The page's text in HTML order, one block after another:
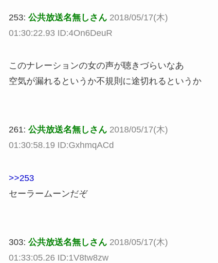
253: 公共放送名無しさん 2018/05/17(木)
01:30:22.93 ID:4On6DeuR
このナレーションの女の声が聴きづらいなあ
空気が漏れるというか不規則に途切れるというか
261: 公共放送名無しさん 2018/05/17(木)
01:30:58.19 ID:GxhmqACd
>>253
セーラームーンだぞ
303: 公共放送名無しさん 2018/05/17(木)
01:33:05.26 ID:1V8tw8zw